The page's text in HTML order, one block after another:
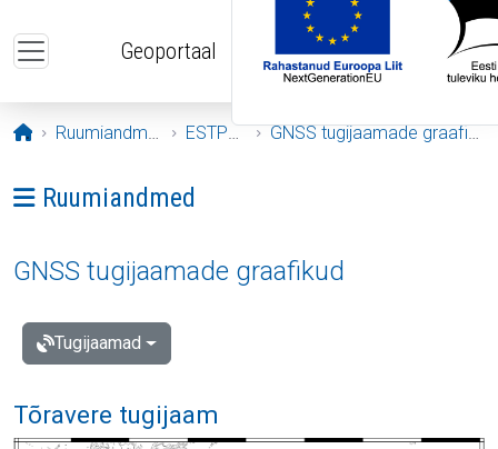
Geoportaal
Avaleht
Ruumiandmed ESTPOS GNSS tugijaamade graafikud
Ava menüü: Ruumiandmed
Ruumiandmed
GNSS tugijaamade graafikud
Tugijaamad
Tõravere tugijaam